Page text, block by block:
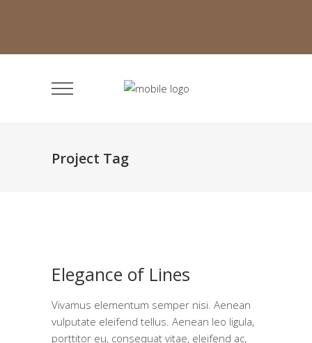
Project Tag
Elegance of Lines
Vivamus elementum semper nisi. Aenean
vulputate eleifend tellus. Aenean leo ligula,
porttitor eu, consequat vitae, eleifend ac,